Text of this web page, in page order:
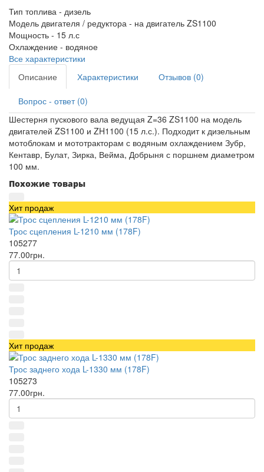
Тип топлива - дизель
Модель двигателя / редуктора - на двигатель ZS1100
Мощность - 15 л.с
Охлаждение - водяное
Все характеристики
Описание
Характеристики Отзывов (0)
Вопрос - ответ (0)
Шестерня пускового вала ведущая Z=36 ZS1100 на модель
двигателей ZS1100 и ZH1100 (15 л.с.). Подходит к дизельным
мотоблокам и мототракторам с водяным охлаждением Зубр,
Кентавр, Булат, Зирка, Вейма, Добрыня с поршнем диаметром
100 мм.
Похожие товары
Хит продаж
Трос сцепления L-1210 мм (178F)
105277
77.00грн.
Хит продаж
Трос заднего хода L-1330 мм (178F)
105273
77.00грн.